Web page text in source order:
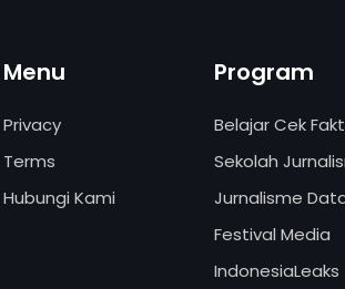
Menu
Privacy
Terms
Hubungi Kami
Program
Belajar Cek
Sekolah
Jurnalisme
Festival Media
IndonesiaLeaks